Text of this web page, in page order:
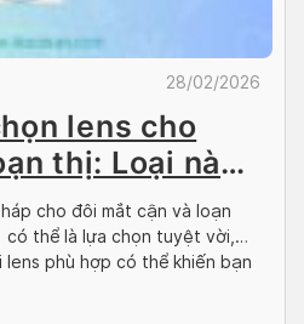
28/02/2026
lens cho
thị: Loại nào
cho đôi mắt cận và loạn
có thể là lựa chọn tuyệt vời,
phù hợp có thể khiến bạn
viết này, Docosan sẽ
lens cho mắt cận […]